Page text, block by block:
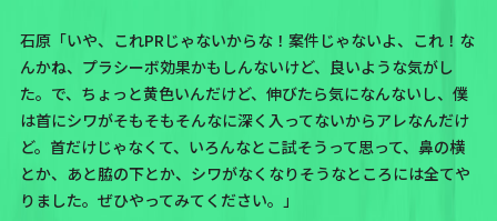
石原「いや、これPRじゃないからな！案件じゃないよ、これ！な
んかね、プラシーボ効果かもしんないけど、良いような気がし
た。で、ちょっと黄色いんだけど、伸びたら気になんないし、僕
は首にシワがそもそもそんなに深く入ってないからアレなんだけ
ど。首だけじゃなくて、いろんなとこ試そうって思って、鼻の横
とか、あと脇の下とか、シワがなくなりそうなところには全てや
りました。ぜひやってみてください。」